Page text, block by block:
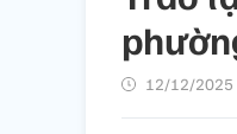
12/12/2025